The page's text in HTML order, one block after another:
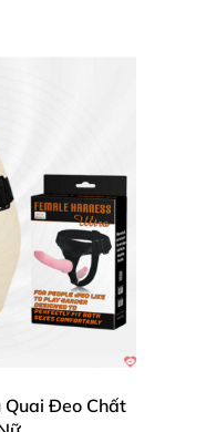
Đeo Chất